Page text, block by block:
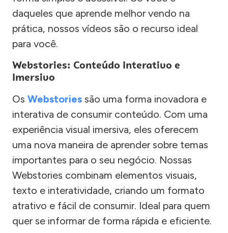
daqueles que aprende melhor vendo na
prática, nossos vídeos são o recurso ideal
para você.
Webstories: Conteúdo Interativo e
Imersivo
Os Webstories são uma forma inovadora e
interativa de consumir conteúdo. Com uma
experiência visual imersiva, eles oferecem
uma nova maneira de aprender sobre temas
importantes para o seu negócio. Nossas
Webstories combinam elementos visuais,
texto e interatividade, criando um formato
atrativo e fácil de consumir. Ideal para quem
quer se informar de forma rápida e eficiente.